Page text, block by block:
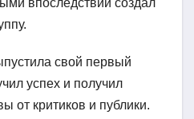
впоследствии создал
свой первый
успех и получил
от критиков и публики.